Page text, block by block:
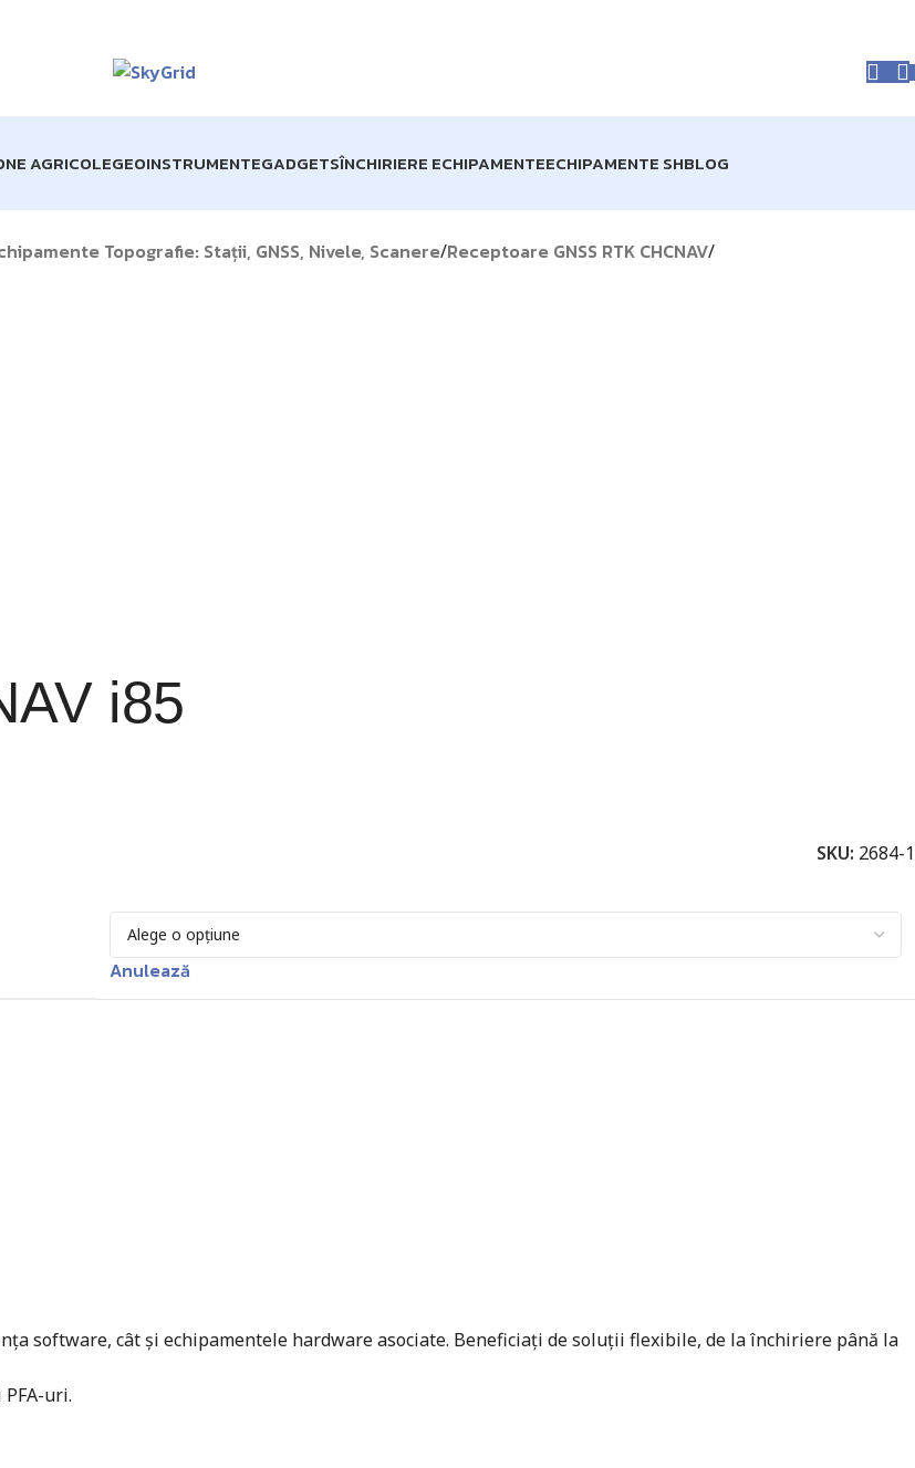
AGRICOLEGEOINSTRUMENTEGADGETSÎNCHIRIERE ECHIPAMENTEECHIPAMENTE SHBLOG
Topografie: Stații, GNSS, Nivele, Scanere/Receptoare GNSS RTK CHCNAV/
i85
SKU: 2684-1
Anulează
software, cât și echipamentele hardware asociate. Beneficiați de soluții flexibile, de la închiriere până la
uri.